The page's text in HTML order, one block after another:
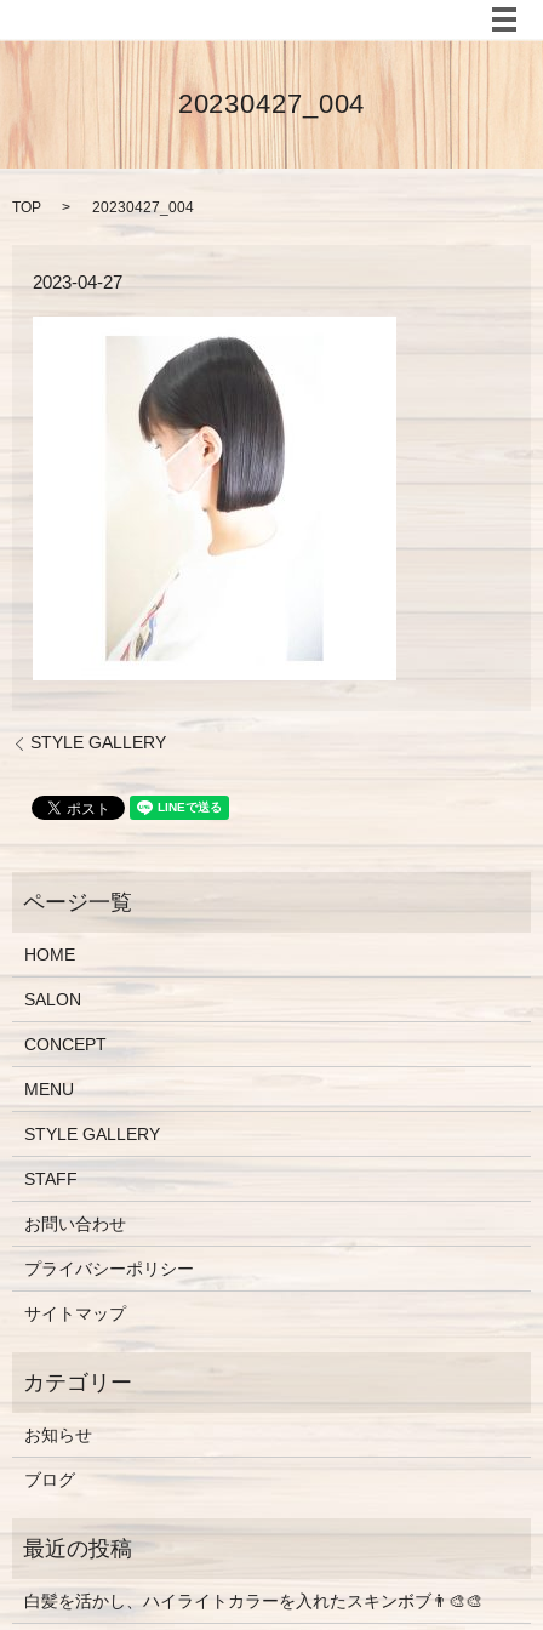
メ
20230427_004
TOP 20230427_004
2023-04-27
STYLE GALLERY
HOME
SALON
CONCEPT
MENU
STYLE GALLERY
STAFF
お問い合わせ
プライバシーポリシー
サイトマップ
お知らせ
ブログ
白髪を活かし、ハイライトカラーを入れたスキンボブ👨‍🎨🎨